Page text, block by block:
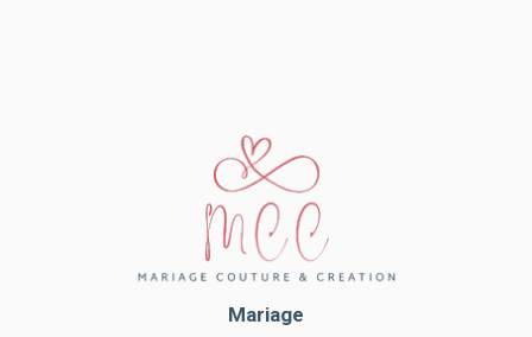
Mariage